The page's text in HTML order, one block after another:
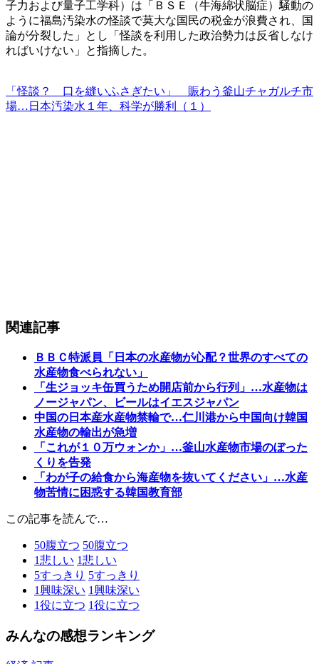
子力および量子工学科）は「ＢＳＥ（牛海綿状脳症）騒動の
ように福島汚染水の怪談で莫大な国民の税金が浪費され、国
論が分裂した」とし「怪談を利用した政治勢力は反省しなけ
ればいけない」と指摘した。
「怪談？ 口を縫いふさぎたい」 賑わう釜山チャガルチ市
場…日本汚染水１年、科学が勝利（１）
関連記事
ＢＢＣ特派員「日本の水産物が心配？世界のすべての
水産物食べられない」
「生ジョッキ缶買うため開店前から行列」…水産物は
ノージャパン、ビールはイエスジャパン
中国の日本産水産物禁輸で…仁川港から中国向け韓国
水産物の輸出が急増
「これが１０万ウォンか」…釜山水産物市場のぼった
くりを告発
「わが子の給食から海産物を抜いてください」…水産
物苦情に困惑する韓国教育部
この記事を読んで…
50腹立つ 50腹立つ
1悲しい 1悲しい
5すっきり 5すっきり
1興味深い 1興味深い
1役に立つ 1役に立つ
みんなの感想ランキング